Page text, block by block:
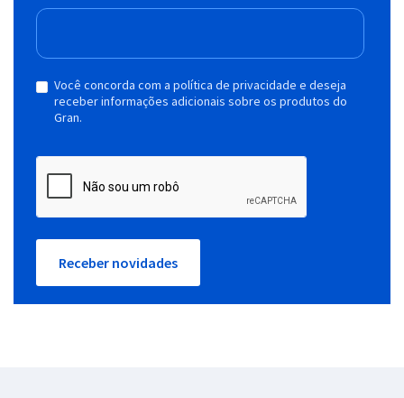
Você concorda com a política de privacidade e deseja
receber informações adicionais sobre os produtos do
Gran.
Receber novidades